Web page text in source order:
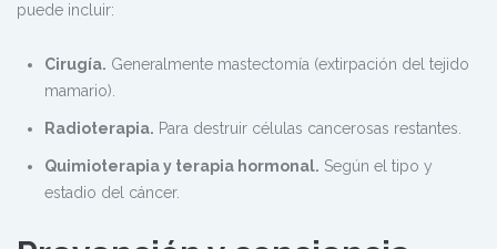
puede incluir:
Cirugía. Generalmente mastectomía (extirpación del tejido
mamario).
Radioterapia. Para destruir células cancerosas restantes.
Quimioterapia y terapia hormonal. Según el tipo y
estadio del cáncer.